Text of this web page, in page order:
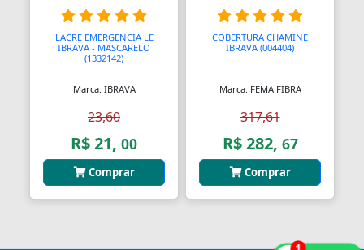
Aquecedores para Dutos de Ar
Arames
Ares Comprimidos
Armas de Propulsão
LACRE EMERGENCIA LE
IBRAVA - MASCARELO
(1332142)
Marca: IBRAVA
23,60
R$ 21, 00
Comprar
COBERTURA CHAMINE
IBRAVA (004404)
Marca: FEMA FIBRA
317,61
R$ 282, 67
Comprar